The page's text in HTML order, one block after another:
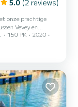
5.0 (2 reviews)
onze prachtige
Vevey en
Pichette, een
voor uw auto
Sea Ray SPX 190
muzikale
150 PK
2020